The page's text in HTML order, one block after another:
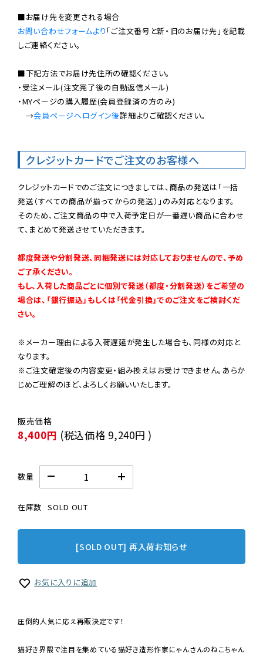
お問い合わせフォームより 「ご注文番号と新・旧のお届け先」を記載
しご連絡ください。
■下記方法でお届け先住所の確認ください。
・受注メール(注文完了後の自動返信メール)
・MYページの購入履歴(会員登録済の方のみ)
→会員ページへログイン後詳細よりご確認ください。
クレジットカードでご注文のお客様へ
クレジットカードでのご注文につきましては、商品の発送は「一括
発送（すべての商品が揃ってからの発送）」のみ対応となります。
そのため、ご注文商品の中で入荷予定日が一番遅い商品に合わせ
て、まとめて発送させていただきます。
都度発送や分割発送、同梱発送には対応しておりませんので、予め
ご了承ください。
もし、入荷した商品ごとに個別で発送（都度・分割発送）をご希望の
場合は、「銀行振込」もしくは「代金引換」でのご注文をご検討くだ
さい。
※メーカー理由による入荷遅延が発生した場合も、同様の対応と
なります。
※ご注文確定後の内容変更・組み換えはお受けできません。あらか
じめご理解のほど、よろしくお願いいたします。
8,400円 (税込価格 9,240円 )
数量
在庫数 SOLD OUT
[SOLD OUT] 再入荷お知らせ
お気に入りに追加
圧倒的人気に応え再販決定です！
猫好き界隈で注目を集めている猫好き造形作家にゃんさんのねこちゃん